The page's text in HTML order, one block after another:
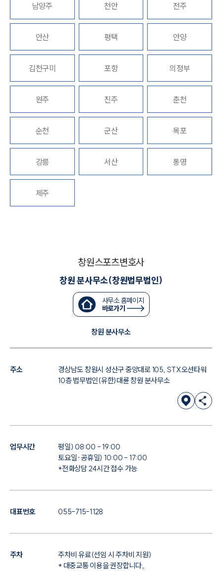
구성원 소개
소식/자료
언론보도
공지사항
법률 블로그
법률서식
세미나
대륜법률상담예약
남양주 천안 전주
안산 평택 안양
김천구미 포항 의정부
원주 진주 춘천
순천 군산 목포
강릉 서산 통영
제주
창원스포츠변호사
창원 분사무소(창원법무법인)
사무소 홈페이지
바로가기
창원 분사무소
주소
경상남도 창원시 성산구 중앙대로 105, STX오션타워
10층 법무법인(유한)대륜 창원 분사무소
업무시간
평일) 08:00 - 19:00
토요일·공휴일) 10:00 - 17:00
*전화상담 24시간 접수 가능
대표번호 055-715-1128
주차
주차비 유료(선임 시 주차비 지원)
* 대중교통 이용을 권장합니다。